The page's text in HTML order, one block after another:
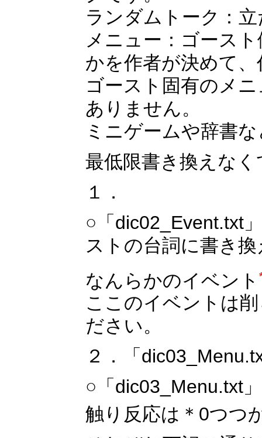
ランダムトーク：
メニュー：ゴース
かを作者が決めて
ゴースト固有のメ
ありません。
ミニゲームや辞書
最低限書き換えな
１．
○「dic02_Event.txt
ストの台詞に書き
なんらかのイベント
ここのイベントは
ださい。
２．「
○「dic03_Menu.txt
触り反応は＊0つつ